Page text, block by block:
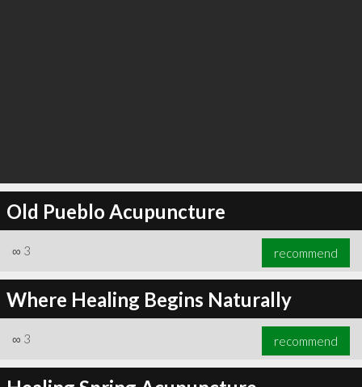
Old Pueblo Acupuncture
∞ 3 recommend
Where Healing Begins Naturally
∞ 3 recommend